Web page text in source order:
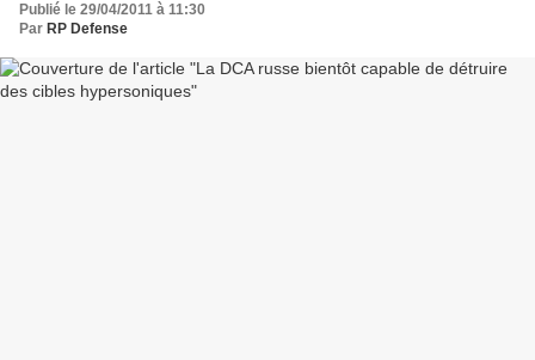
Publié le 29/04/2011 à 11:30
Par RP Defense